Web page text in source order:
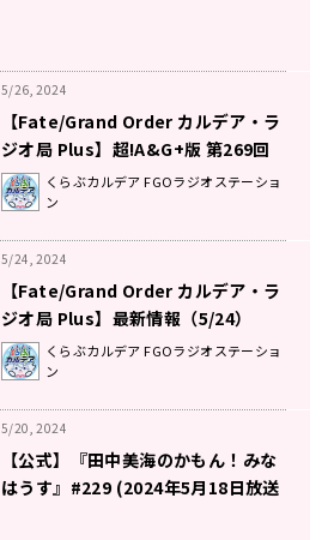
5/26, 2024
【Fate/Grand Order カルデア・ラ
ジオ局 Plus】超!A&G+版 第269回
放送レポート
くらぶカルデア FGOラジオステーショ
ン
5/24, 2024
【Fate/Grand Order カルデア・ラ
ジオ局 Plus】最新情報（5/24）
くらぶカルデア FGOラジオステーショ
ン
5/20, 2024
【公式】『田中美海のかもん！みな
はうす』#229 (2024年5月18日放送